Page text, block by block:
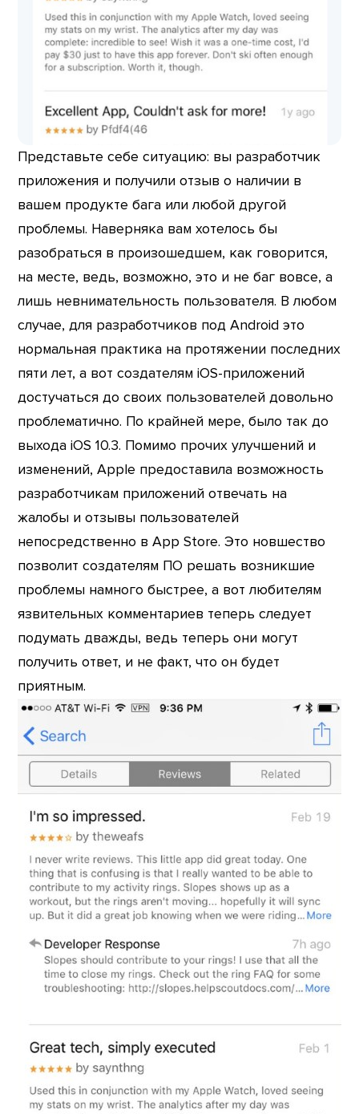
Представьте себе ситуацию: вы разработчик
приложения и получили отзыв о наличии в
вашем продукте бага или любой другой
проблемы. Наверняка вам хотелось бы
разобраться в произошедшем, как говорится,
на месте, ведь, возможно, это и не баг вовсе, а
лишь невнимательность пользователя. В любом
случае, для разработчиков под Android это
нормальная практика на протяжении последних
пяти лет, а вот создателям iOS-приложений
достучаться до своих пользователей довольно
проблематично. По крайней мере, было так до
выхода iOS 10.3. Помимо прочих улучшений и
изменений, Apple предоставила возможность
разработчикам приложений отвечать на
жалобы и отзывы пользователей
непосредственно в App Store. Это новшество
позволит создателям ПО решать возникшие
проблемы намного быстрее, а вот любителям
язвительных комментариев теперь следует
подумать дважды, ведь теперь они могут
получить ответ, и не факт, что он будет
приятным.